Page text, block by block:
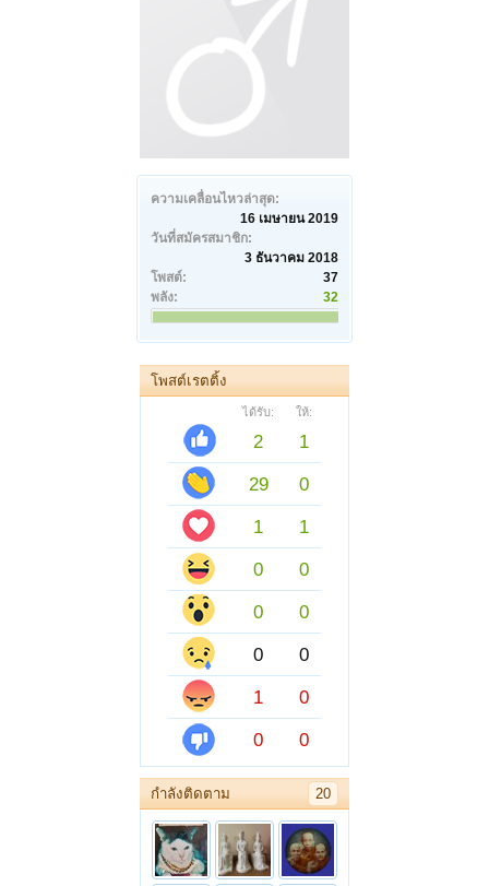
ความเคลื่อนไหวล่าสุด:
16 เมษายน 2019
วันที่สมัครสมาชิก:
3 ธันวาคม 2018
โพสต์:
37
พลัง:
32
โพสต์เรตติ้ง
ได้รับ: ให้:
2
1
29
0
1
1
0
0
0
0
0
0
1
0
0
0
กำลังติดตาม 20